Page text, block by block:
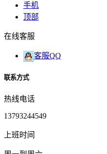
手机
顶部
在线客服
客服QQ
联系方式
热线电话
13793244549
上班时间